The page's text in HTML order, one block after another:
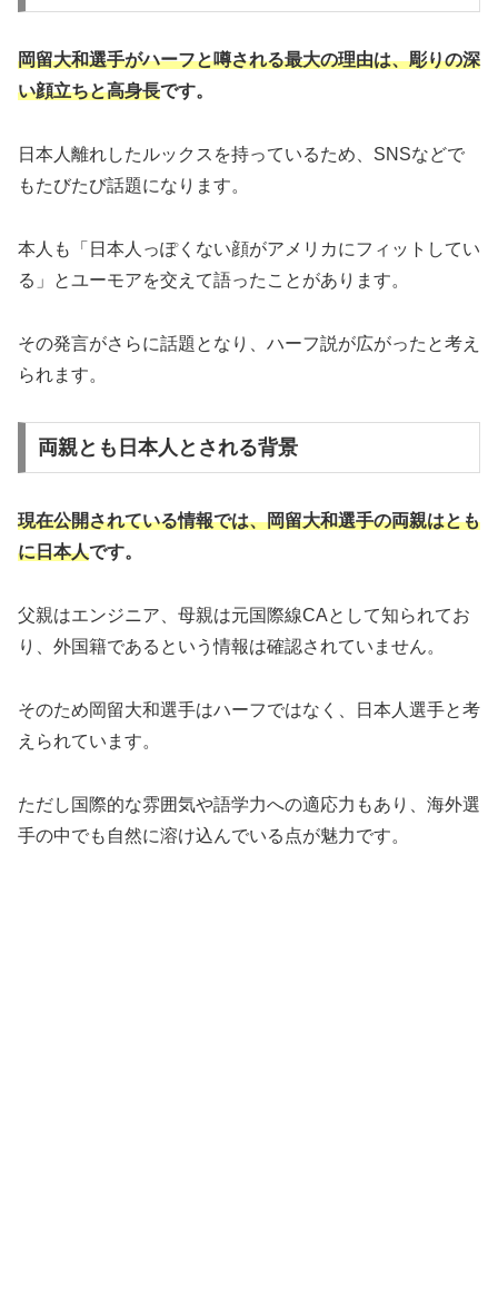
岡留大和選手がハーフと噂される最大の理由は、彫りの深
い顔立ちと高身長です。
日本人離れしたルックスを持っているため、SNSなどで
もたびたび話題になります。
本人も「日本人っぽくない顔がアメリカにフィットしてい
る」とユーモアを交えて語ったことがあります。
その発言がさらに話題となり、ハーフ説が広がったと考え
られます。
両親とも日本人とされる背景
現在公開されている情報では、岡留大和選手の両親はとも
に日本人です。
父親はエンジニア、母親は元国際線CAとして知られてお
り、外国籍であるという情報は確認されていません。
そのため岡留大和選手はハーフではなく、日本人選手と考
えられています。
ただし国際的な雰囲気や語学力への適応力もあり、海外選
手の中でも自然に溶け込んでいる点が魅力です。